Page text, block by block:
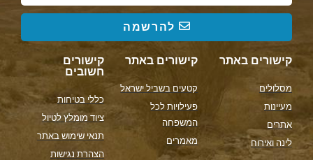
להרשמה
קישורים באתר
מסלולים
מעיינות
אתרים
לינה ואירוח
קישורים באתר
קטעים בשביל ישראל
פעילויות לכל
המשפחה
מאמרים
קישורים
חשובים
כללי בטיחות
ציוד מומלץ לטיול
תנאי שימוש באתר
הצהרת נגישות